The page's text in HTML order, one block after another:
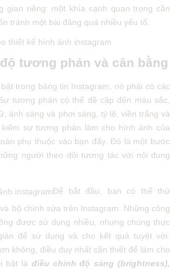
gian riêng: một khía cạnh quan trọng cần
tránh một bài đăng quá nhiều yếu tố.
tương phản và cân bằng
trong bảng tin Instagram, nó phải có các
tương phản có thể đề cập đến màu sắc,
ánh sáng và phơi sáng, tỷ lệ, viền trắng và
sự tương phản làm cho hình ảnh của
phụ thuộc vào bạn đấy. Đó là một bước
người theo dõi tương tác với nội dung
Để bắt đầu, bạn có thể thử
bộ chỉnh sửa trên Instagram. Những công
được sử dụng nhiều, nhưng chúng thực
để sử dụng và cho kết quả tuyệt vời.
không, điều duy nhất cần thiết để làm cho
bật là điều chỉnh độ sáng (brightness),